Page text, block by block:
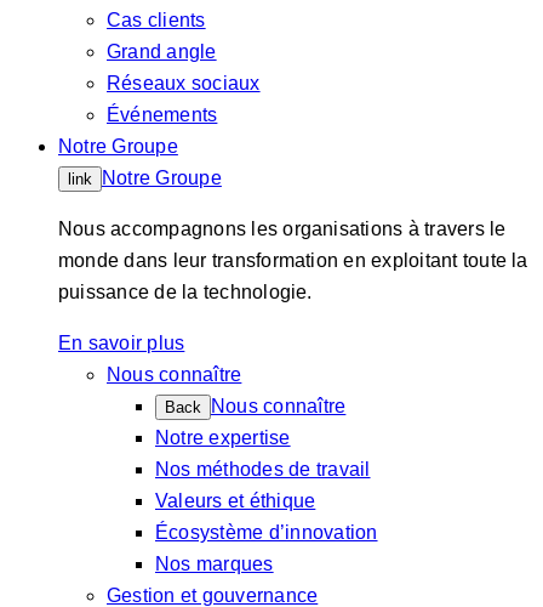
Cas clients
Grand angle
Réseaux sociaux
Événements
Notre Groupe
link Notre Groupe
Nous accompagnons les organisations à travers le
monde dans leur transformation en exploitant toute la
puissance de la technologie.
En savoir plus
Nous connaître
Back
Nous connaître
Notre expertise
Nos méthodes de travail
Valeurs et éthique
Écosystème d’innovation
Nos marques
Gestion et gouvernance